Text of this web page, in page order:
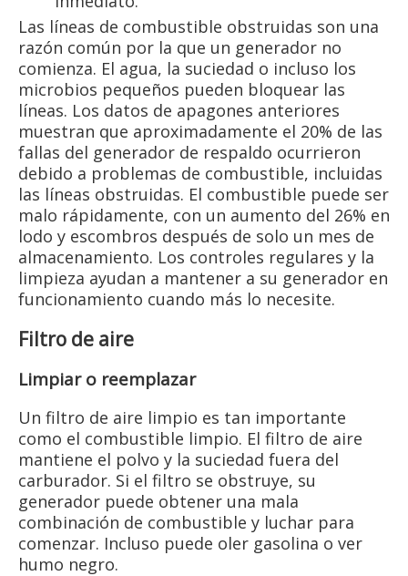
Las líneas de combustible obstruidas son una
razón común por la que un generador no
comienza. El agua, la suciedad o incluso los
microbios pequeños pueden bloquear las
líneas. Los datos de apagones anteriores
muestran que aproximadamente el 20% de las
fallas del generador de respaldo ocurrieron
debido a problemas de combustible, incluidas
las líneas obstruidas. El combustible puede ser
malo rápidamente, con un aumento del 26% en
lodo y escombros después de solo un mes de
almacenamiento. Los controles regulares y la
limpieza ayudan a mantener a su generador en
funcionamiento cuando más lo necesite.
Filtro de aire
Limpiar o reemplazar
Un filtro de aire limpio es tan importante
como el combustible limpio. El filtro de aire
mantiene el polvo y la suciedad fuera del
carburador. Si el filtro se obstruye, su
generador puede obtener una mala
combinación de combustible y luchar para
comenzar. Incluso puede oler gasolina o ver
humo negro.